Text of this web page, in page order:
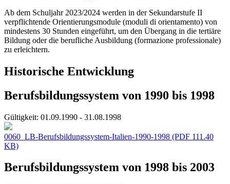
Ab dem Schuljahr 2023/2024 werden in der Sekundarstufe II
verpflichtende Orientierungsmodule (moduli di orientamento) von
mindestens 30 Stunden eingeführt, um den Übergang in die tertiäre
Bildung oder die berufliche Ausbildung (formazione professionale)
zu erleichtern.
Historische Entwicklung
Berufsbildungssystem von 1990 bis 1998
Gültigkeit: 01.09.1990 - 31.08.1998
0060_LB-Berufsbildungssystem-Italien-1990-1998 (PDF 111.40
KB)
Berufsbildungssystem von 1998 bis 2003